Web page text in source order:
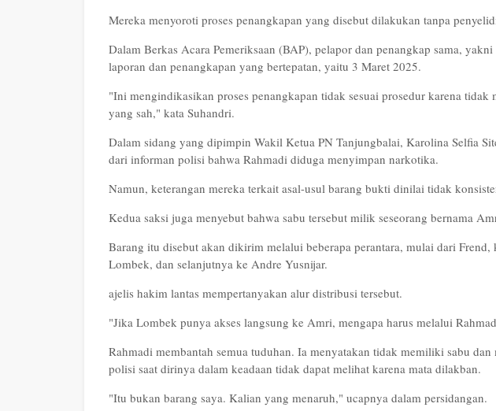
Mereka menyoroti proses penangkapan yang disebut dilakukan tanpa
Dalam Berkas Acara Pemeriksaan (BAP), pelapor dan penangkap sama,
laporan dan penangkapan yang bertepatan, yaitu 3 Maret 2025.
"Ini mengindikasikan proses penangkapan tidak sesuai prosedur karena
yang sah," kata Suhandri.
Dalam sidang yang dipimpin Wakil Ketua PN Tanjungbalai, Karolina Selfia
dari informan polisi bahwa Rahmadi diduga menyimpan narkotika.
Namun, keterangan mereka terkait asal-usul barang bukti dinilai tidak
Kedua saksi juga menyebut bahwa sabu tersebut milik seseorang bernama
Barang itu disebut akan dikirim melalui beberapa perantara, mulai dari
Lombek, dan selanjutnya ke Andre Yusnijar.
ajelis hakim lantas mempertanyakan alur distribusi tersebut.
"Jika Lombek punya akses langsung ke Amri, mengapa harus melalui
Rahmadi membantah semua tuduhan. Ia menyatakan tidak memiliki sabu
polisi saat dirinya dalam keadaan tidak dapat melihat karena mata dilakban.
"Itu bukan barang saya. Kalian yang menaruh," ucapnya dalam persidangan.